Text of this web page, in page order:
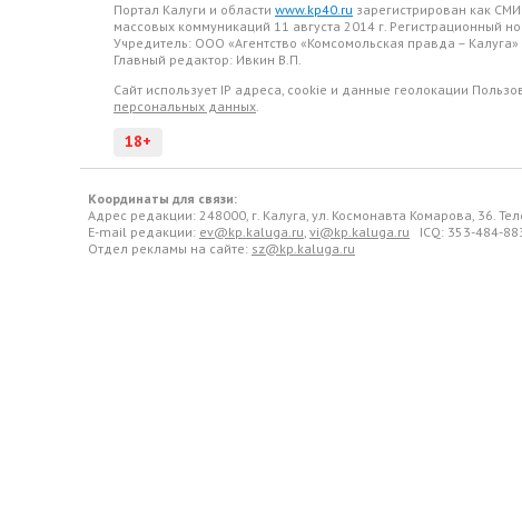
Портал Калуги и области www.kp40.ru зарегистрирован как
массовых коммуникаций 11 августа 2014 г. Регистрационный
Учредитель: ООО «Агентство «Комсомольская правда – Калуга»
Главный редактор: Ивкин В.П.
Сайт использует IP адреса, cookie и данные геолокации
персональных данных.
18+
Координаты для связи:
Адрес редакции: 248000, г. Калуга, ул. Космонавта Комарова, 36.
E-mail редакции: ev@kp.kaluga.ru, vi@kp.kaluga.ru ICQ: 353-484-
Отдел рекламы на сайте: sz@kp.kaluga.ru